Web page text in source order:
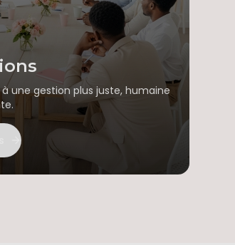
une gestion plus juste, humaine